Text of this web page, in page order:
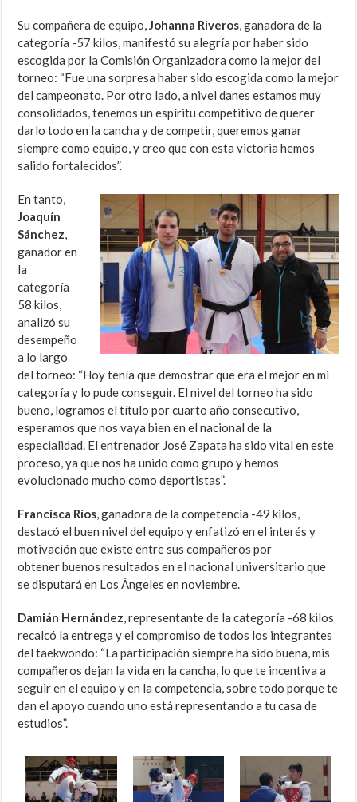
Su compañera de equipo,Johanna Riveros, ganadora de la
categoría -57 kilos, manifestó su alegría por haber sido
escogida por la Comisión Organizadora como la mejor del
torneo: “Fue una sorpresa haber sido escogida como la mejor
del campeonato. Por otro lado, a nivel danes estamos muy
consolidados, tenemos un espíritu competitivo de querer
darlo todo en la cancha y de competir, queremos ganar
siempre como equipo, y creo que con esta victoria hemos
salido fortalecidos”.
En tanto,
Joaquín
Sánchez,
ganador en
la
categoría
58 kilos,
analizó su
desempeño
a lo largo
del torneo: “Hoy tenía que demostrar que era el mejor en mi
categoría y lo pude conseguir. El nivel del torneo ha sido
bueno, logramos el título por cuarto año consecutivo,
esperamos que nos vaya bien en el nacional de la
especialidad. El entrenador José Zapata ha sido vital en este
proceso, ya que nos ha unido como grupo y hemos
evolucionado mucho como deportistas”.
Francisca Ríos, ganadora de la competencia -49 kilos,
destacó el buen nivel del equipo y enfatizó en el interés y
motivación que existe entre sus compañeros por
obtener buenos resultados en el nacional universitario que
se disputará en Los Ángeles en noviembre.
Damián Hernández, representante de la categoría -68 kilos
recalcó la entrega y el compromiso de todos los integrantes
del taekwondo: “La participación siempre ha sido buena, mis
compañeros dejan la vida en la cancha, lo que te incentiva a
seguir en el equipo y en la competencia, sobre todo porque te
dan el apoyo cuando uno está representando a tu casa de
estudios”.